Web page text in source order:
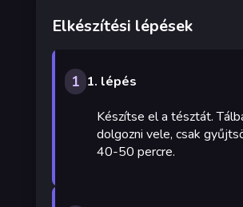
Elkészítési lépések
1 1. lépés
Készítse el a tésztát.
dolgozni vele, csak
40-50 percre.